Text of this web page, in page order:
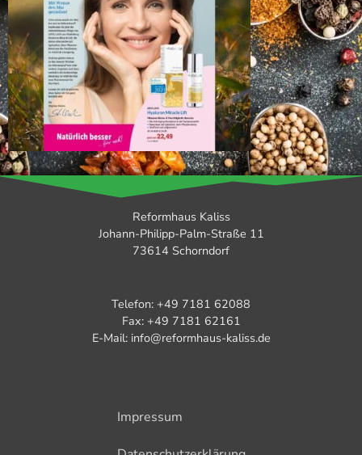
Reformhaus Kaliss
Johann-Philipp-Palm-Straße 11
73614 Schorndorf
Telefon: +49 7181 62088
Fax: +49 7181 62161
E-Mail: info@reformhaus-kaliss.de
Impressum